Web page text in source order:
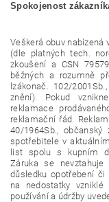
Spokojenost
Veškerá obuv nabízená
(dle platných tech.
zkoušení a CSN
běžných a rozumně
lzákonač. 102/
znění). Pokud
reklamace
reklamační řád.
40/1964Sb.,
spotřebitele v
list spolu s kupním
Záruka se
důsledku opotřebení
na nedostatky vzniklé
používání a údržby